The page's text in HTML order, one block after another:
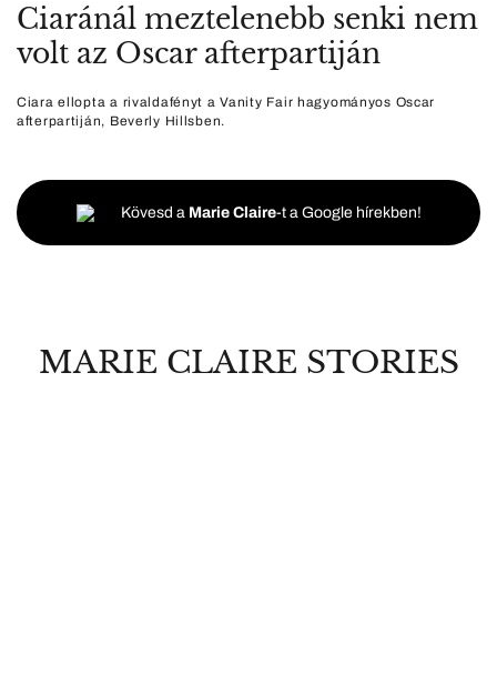
Ciaránál meztelenebb senki nem
volt az Oscar afterpartiján
Ciara ellopta a rivaldafényt a Vanity Fair hagyományos Oscar
afterpartiján, Beverly Hillsben.
Kövesd a Marie Claire-t a Google hírekben!
MARIE CLAIRE STORIES